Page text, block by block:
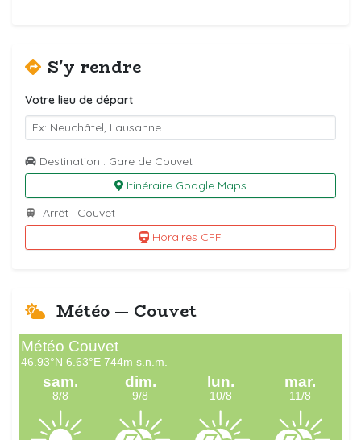
S'y rendre
Votre lieu de départ
Destination : Gare de Couvet
Itinéraire Google Maps
Arrêt : Couvet
Horaires CFF
Météo — Couvet